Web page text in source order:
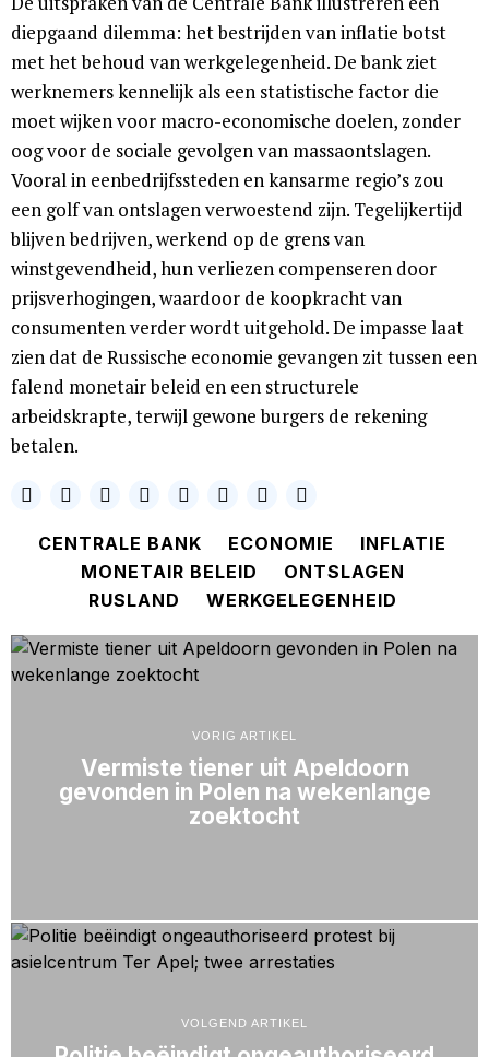
diepgaand dilemma: het bestrijden van inflatie botst
met het behoud van werkgelegenheid. De bank ziet
werknemers kennelijk als een statistische factor die
moet wijken voor macro-economische doelen, zonder
oog voor de sociale gevolgen van massaontslagen.
Vooral in eenbedrijfssteden en kansarme regio’s zou
een golf van ontslagen verwoestend zijn. Tegelijkertijd
blijven bedrijven, werkend op de grens van
winstgevendheid, hun verliezen compenseren door
prijsverhogingen, waardoor de koopkracht van
consumenten verder wordt uitgehold. De impasse laat
zien dat de Russische economie gevangen zit tussen een
falend monetair beleid en een structurele
arbeidskrapte, terwijl gewone burgers de rekening
betalen.
CENTRALE BANK ECONOMIE
INFLATIE
MONETAIR BELEID
ONTSLAGEN
RUSLAND
WERKGELEGENHEID
VORIG ARTIKEL
Vermiste tiener uit Apeldoorn
gevonden in Polen na wekenlange
zoektocht
VOLGEND ARTIKEL